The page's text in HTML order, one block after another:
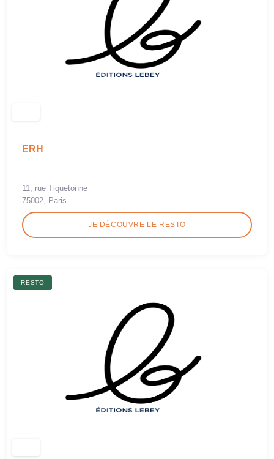
ERH
11, rue Tiquetonne
75002, Paris
JE DÉCOUVRE LE RESTO
RESTO